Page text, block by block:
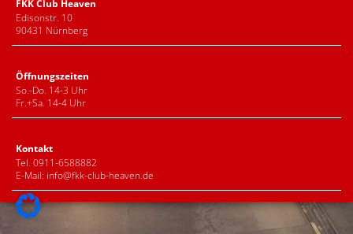
FKK Club Heaven
Edisonstr. 10
90431 Nürnberg
Öffnungszeiten
So.-Do. 14-3 Uhr
Fr.+Sa. 14-4 Uhr
Kontakt
Tel. 0911-6588882
E-Mail: info@fkk-club-heaven.de